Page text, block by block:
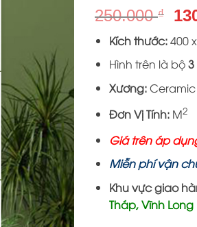
250.000₫
là:
Kích thước:400
Hình trên là bộ3
Xương:Ceramic
Đơn Vị Tính: M2
Giá trên áp
Miễn phí vận
Khu vực giao
Tháp, Vĩnh Long